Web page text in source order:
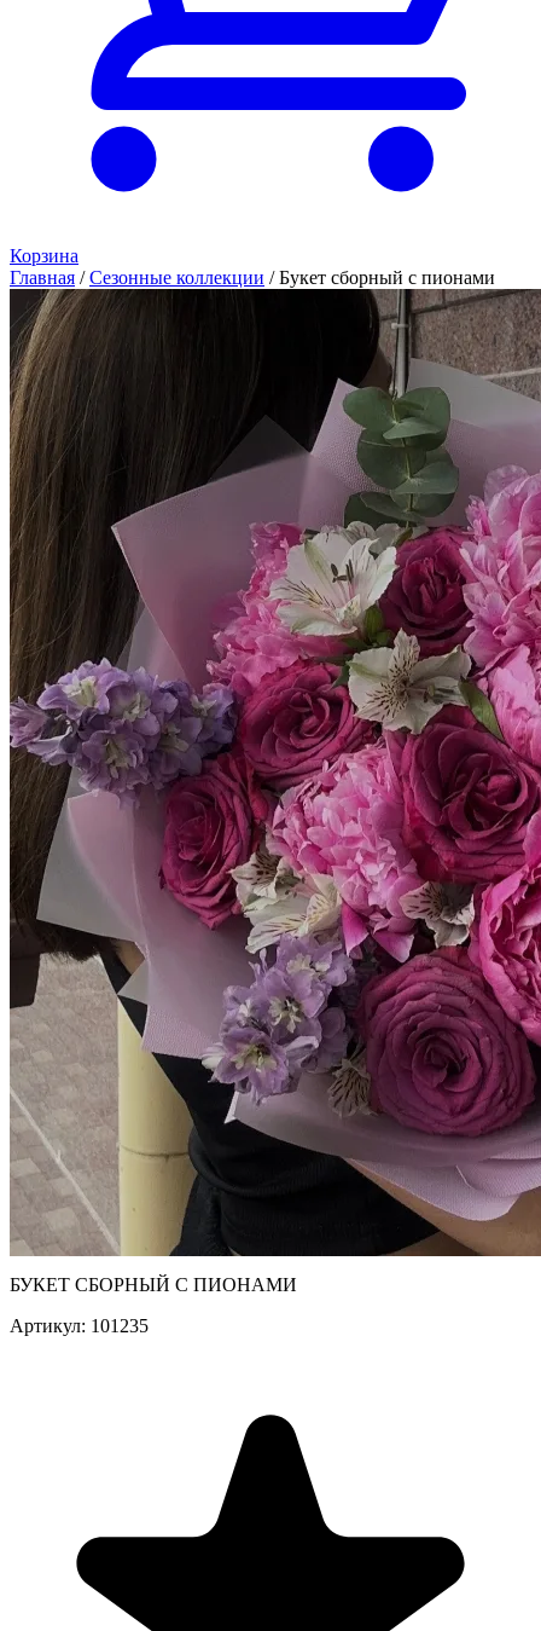
Корзина
Главная / Сезонные коллекции / Букет сборный с пионами
БУКЕТ СБОРНЫЙ С ПИОНАМИ
Артикул: 101235